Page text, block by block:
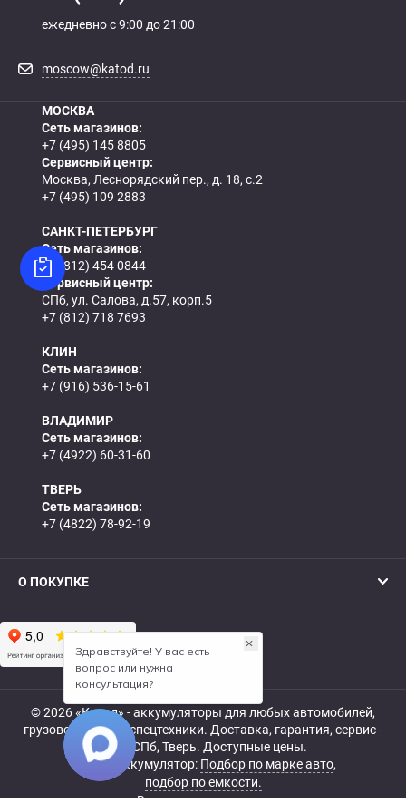
ежедневно с 9:00 до 21:00
moscow@katod.ru
МОСКВА
Сеть магазинов:
+7 (495) 145 8805
Сервисный центр:
Москва, Леснорядский пер., д. 18, с.2
+7 (495) 109 2883
САНКТ-ПЕТЕРБУРГ
Сеть магазинов:
+7 (812) 454 0844
Сервисный центр:
СПб, ул. Салова, д.57, корп.5
+7 (812) 718 7693
КЛИН
Сеть магазинов:
+7 (916) 536-15-61
ВЛАДИМИР
Сеть магазинов:
+7 (4922) 60-31-60
ТВЕРЬ
Сеть магазинов:
+7 (4822) 78-92-19
О ПОКУПКЕ
© 2026 «Катод» - аккумуляторы для любых автомобилей,
грузовой, мото- и спецтехники. Доставка, гарантия, сервис -
МСК, СПб, Тверь. Доступные цены.
Купить аккумулятор: Подбор по марке авто,
подбор по емкости.
Все права защищены.